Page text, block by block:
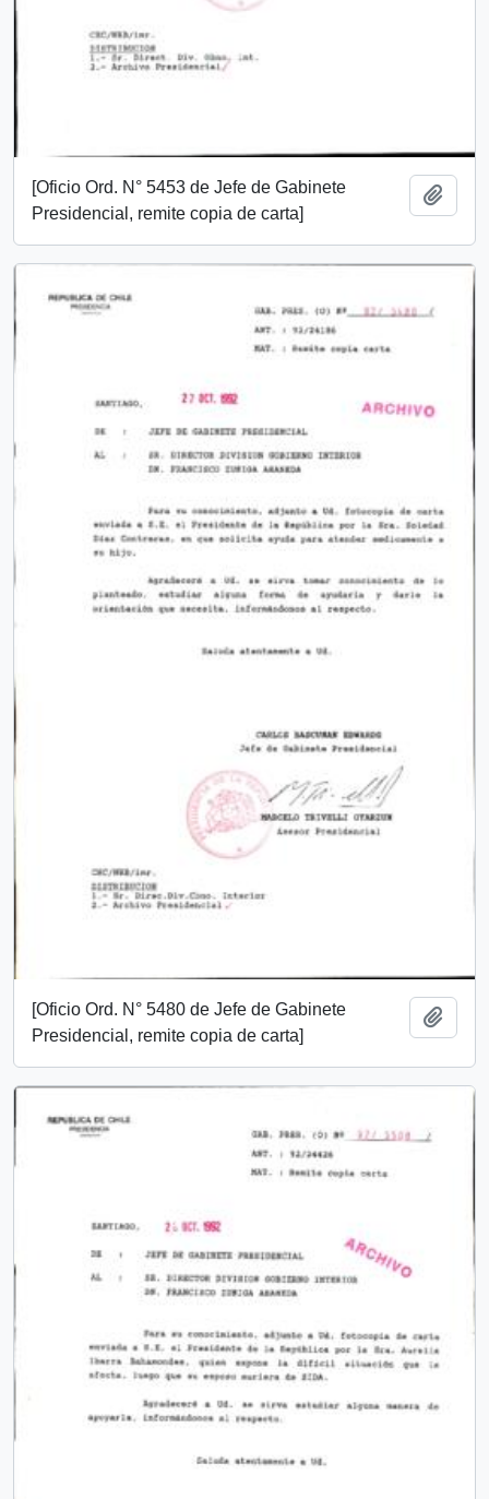
[Oficio Ord. N° 5453 de Jefe de Gabinete
Presidencial, remite copia de carta]
[Oficio Ord. N° 5480 de Jefe de Gabinete
Presidencial, remite copia de carta]